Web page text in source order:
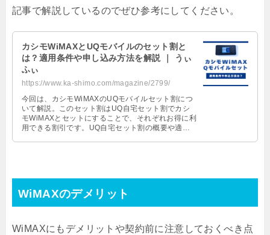
記事で解説しているのでぜひ参考にしてください。
カシモWiMAXとUQモバイルのセット割と
は？適用条件や申し込み方法を解説 ｜ うぃ
ふぃ
https://www.ka-shimo.com/magazine/2799/
今回は、カシモWiMAXのUQモバイルセット割につ
いて解説。このセット割はUQ自宅セット割でカシ
モWiMAXとセットにすることで、それぞれお得に利
用できる割引です。UQ自宅セット割の概要や適用
WiMAXのデメリット
WiMAXにもデメリットや契約前に注意しておくべき点